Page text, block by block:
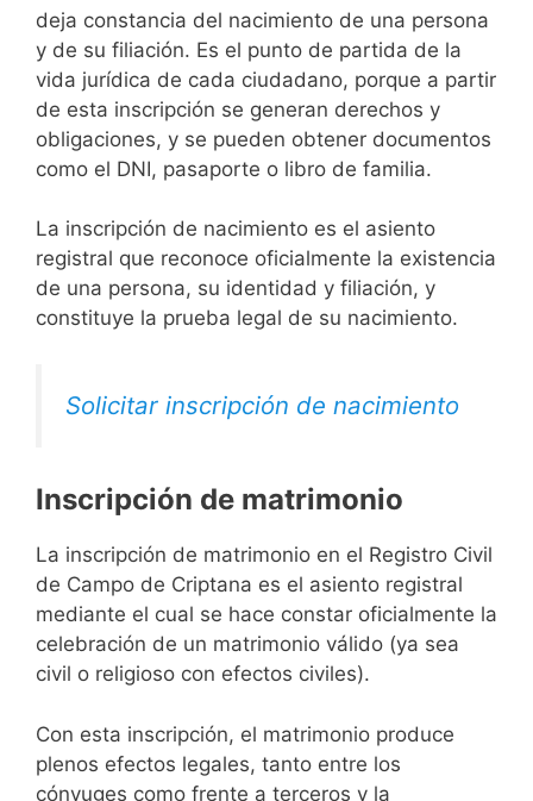
deja constancia del nacimiento de una persona
y de su filiación. Es el punto de partida de la
vida jurídica de cada ciudadano, porque a partir
de esta inscripción se generan derechos y
obligaciones, y se pueden obtener documentos
como el DNI, pasaporte o libro de familia.
La inscripción de nacimiento es el asiento
registral que reconoce oficialmente la existencia
de una persona, su identidad y filiación, y
constituye la prueba legal de su nacimiento.
Solicitar inscripción de nacimiento
Inscripción de matrimonio
La inscripción de matrimonio en el Registro Civil
de Campo de Criptana es el asiento registral
mediante el cual se hace constar oficialmente la
celebración de un matrimonio válido (ya sea
civil o religioso con efectos civiles).
Con esta inscripción, el matrimonio produce
plenos efectos legales, tanto entre los
cónyuges como frente a terceros y la